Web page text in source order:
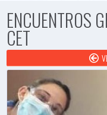
ENCUENTROS
CET